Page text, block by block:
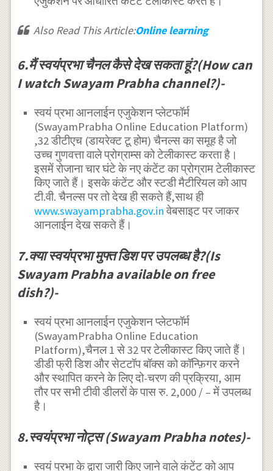
Also Read This Article:Online learning
6.मैं स्वयंप्रभा चैनल कैसे देख सकता हूं?(How can
I watch Swayam Prabha channel?)-
स्वयं प्रभा आनलाईन एजुकेशन प्लेटफॉर्म
(SwayamPrabha Online Education Platform)
,32 डीटीएच (डायरेक्ट टू होम) चैनल्स का समूह है जो
उच्च गुणवत्ता वाले प्रोग्राम्स को टेलीकास्ट करता है।
इसमें रोजाना चार घंटे के नए कंटेंट का प्रोग्राम टेलीकास्ट
किए जाते हैं। इसके कंटेंट और स्टडी मैटीरियल को आप
टी.वी. चैनल्स पर तो देख ही सकते हैं,साथ ही
www.swayamprabha.gov.in वेबसाइट पर जाकर
आनलाईन देख सकते हैं।
7.क्या स्वयंप्रभा मुफ्त डिश पर उपलब्ध है?(Is
Swayam Prabha available on free
dish?)-
स्वयं प्रभा आनलाईन एजुकेशन प्लेटफॉर्म
(SwayamPrabha Online Education
Platform),चैनल 1 से 32 पर टेलीकास्ट किए जाते हैं।
डीडी फ्री डिश और सेटटॉप बॉक्स को कॉन्फ़िगर करने
और स्थापित करने के लिए दो-चरण की प्रक्रिया, आम
तौर पर सभी टीवी डीलरों के पास रु. 2,000 / – में उपलब्ध
है।
8.स्वयंप्रभा नोट्स (Swayam Prabha notes)-
स्वयं प्रभा के द्वारा जारी किए जाने वाले कंटेंट को आप